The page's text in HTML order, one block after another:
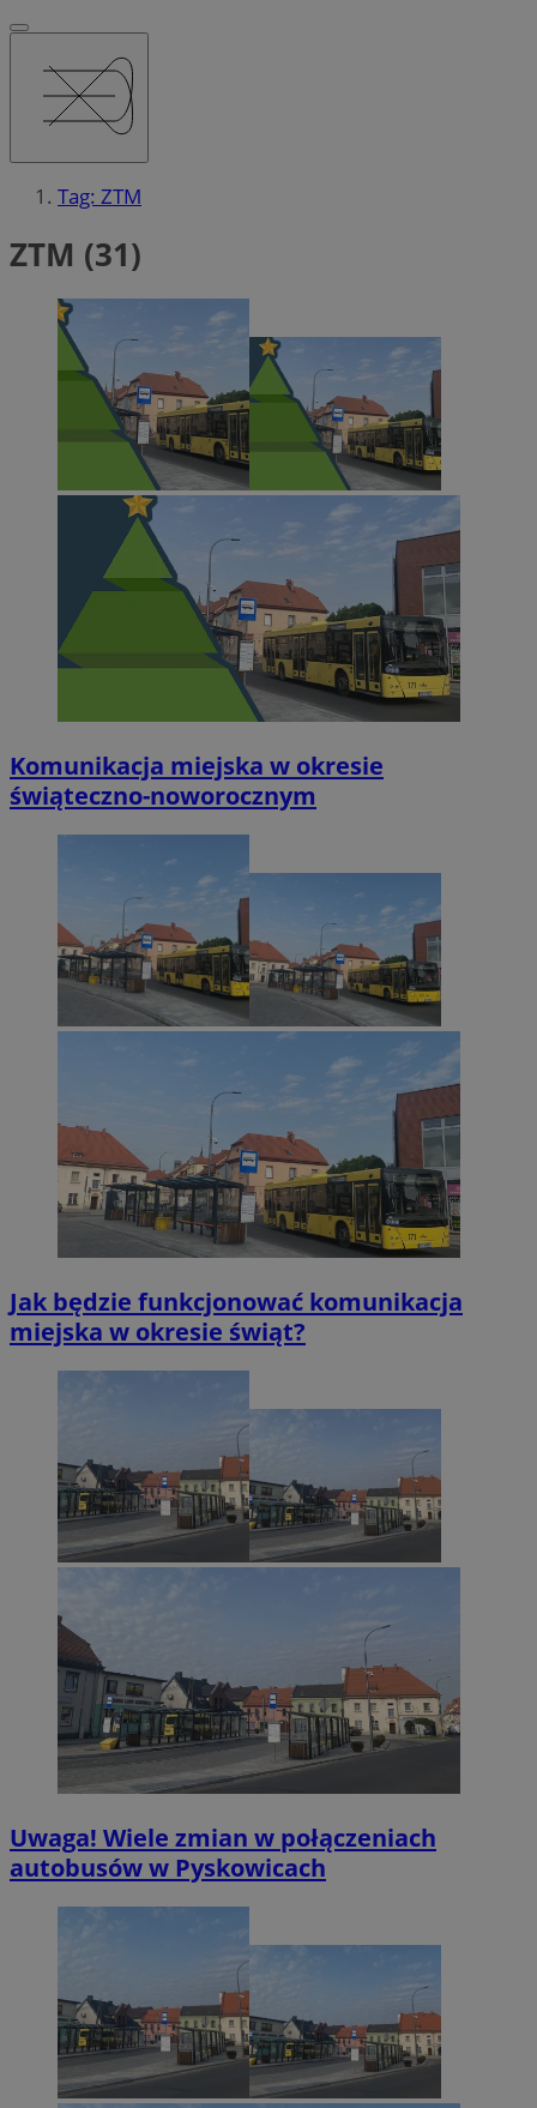
Tag: ZTM
ZTM (31)
Komunikacja miejska w okresie
świąteczno-noworocznym
Jak będzie funkcjonować komunikacja
miejska w okresie świąt?
Uwaga! Wiele zmian w połączeniach
autobusów w Pyskowicach